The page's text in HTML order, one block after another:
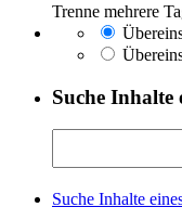
Trenne mehrere
Suche Inhalte
Suche Inhalte